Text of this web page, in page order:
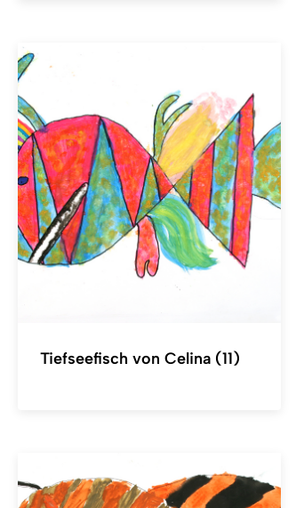
Tiefseefisch von Celina (11)